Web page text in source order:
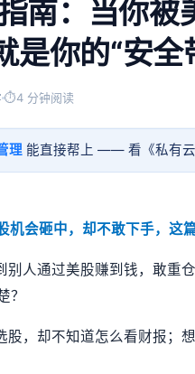
南：当你被
是你的“安全
⏱4 分钟阅读
理 能直接帮上 —— 看《私有
机会砸中，却不敢下手，这
别人通过美股赚到钱，敢重
？
股，却不知道怎么看财报；